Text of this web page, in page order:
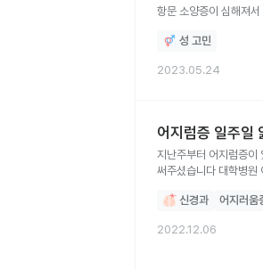
항문 소양증이 심해져
성 고민
2023.05.24
어지럼증 일주일
지난주부터 어지럼증이
써주셨습니다 대학병원 이비인
없는데 뇌질환이 가족
신경과 어지러움
2022.12.06